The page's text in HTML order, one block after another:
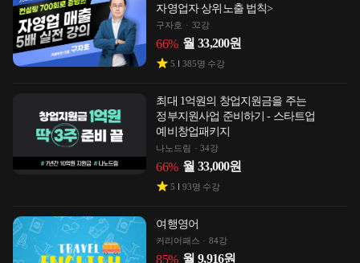
자영업자 상위노출 법칙>
구자호 32강
66% 월 33,200원
5 385명 수강
최대 1억원의 창업지원금을 주는
정부지원사업 준비하기 - 스타트업
예비창업패키지
나노드림 34강
66% 월 33,000원
5 93명 수강
여행영어
커리어패스 84강
85% 월 9,916원